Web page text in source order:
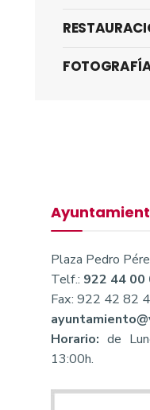
Plaza Pedro
Telf.: 922 44 00
Fax: 922 42 82
Horario: de
13:00h.